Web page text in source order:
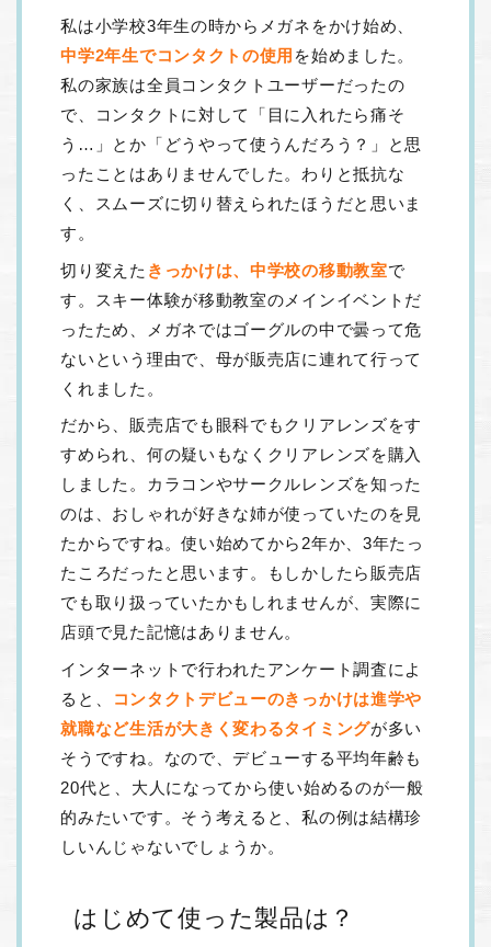
私は小学校3年生の時からメガネをかけ始め、
中学2年生でコンタクトの使用 を始めました。
私の家族は全員コンタクトユーザーだったの
で、コンタクトに対して「目に入れたら痛そ
う…」とか「どうやって使うんだろう？」と思
ったことはありませんでした。わりと抵抗な
く、スムーズに切り替えられたほうだと思いま
す。
切り変えた きっかけは、中学校の移動教室で
す。スキー体験が移動教室のメインイベントだ
ったため、メガネではゴーグルの中で曇って危
ないという理由で、母が販売店に連れて行って
くれました。
だから、販売店でも眼科でもクリアレンズをす
すめられ、何の疑いもなくクリアレンズを購入
しました。カラコンやサークルレンズを知った
のは、おしゃれが好きな姉が使っていたのを見
たからですね。使い始めてから2年か、3年たっ
たころだったと思います。もしかしたら販売店
でも取り扱っていたかもしれませんが、実際に
店頭で見た記憶はありません。
インターネットで行われたアンケート調査によ
ると、
コンタクトデビューのきっかけは進学や
就職など生活が大きく変わるタイミングが多い
そうですね。なので、デビューする平均年齢も
20代と、大人になってから使い始めるのが一般
的みたいです。そう考えると、私の例は結構珍
しいんじゃないでしょうか。
はじめて使った製品は？